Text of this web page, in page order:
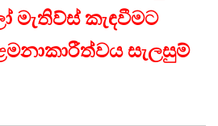
කැඳවීමට
සැලසුම්